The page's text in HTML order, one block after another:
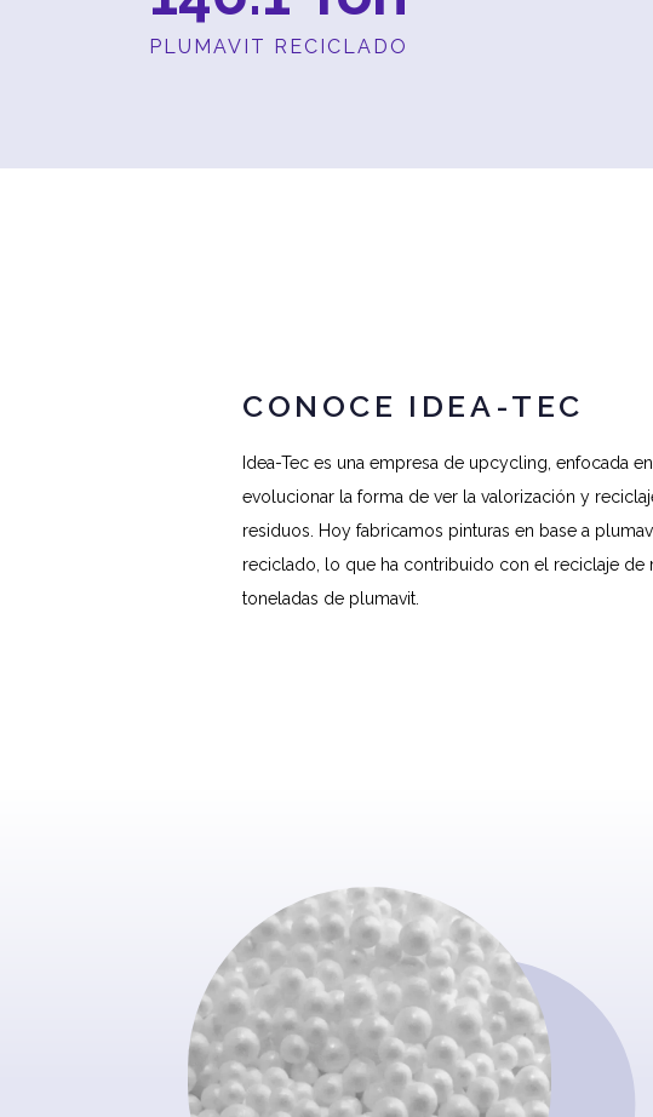
PLUMAVIT RECICLADO
CONOCE IDEA-TEC
Idea-Tec es una empresa de upcycling, enfocada
evolucionar la forma de ver la valorización y
residuos. Hoy fabricamos pinturas en base a
reciclado, lo que ha contribuido con el reciclaje de
toneladas de plumavit.